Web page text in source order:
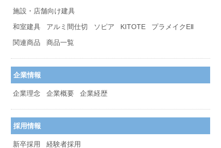
施設・店舗向け建具
和室建具
アルミ間仕切 ソピア KITOTE
プラメイクEⅡ
関連商品
商品一覧
企業情報
企業理念 企業概要 企業経歴
採用情報
新卒採用 経験者採用